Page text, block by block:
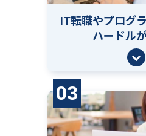
IT転職やプログ
ハードル
03